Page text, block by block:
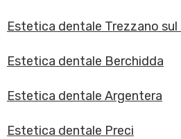
Estetica dentale Trezzano sul
Estetica dentale Berchidda
Estetica dentale Argentera
Estetica dentale Preci